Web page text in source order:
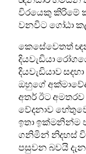
විරයෙකු කිරිමේ
වනවිට ගෝඨා
කෙසේවෙතත්
දියවැඩියා
දියවැඩියාව
ඔහුගේ
අතර් ඊට
වේදනාව
ඉතා ඉක්මනින්ම
ගනිමින් නිදහස්
පසුවන බවයි